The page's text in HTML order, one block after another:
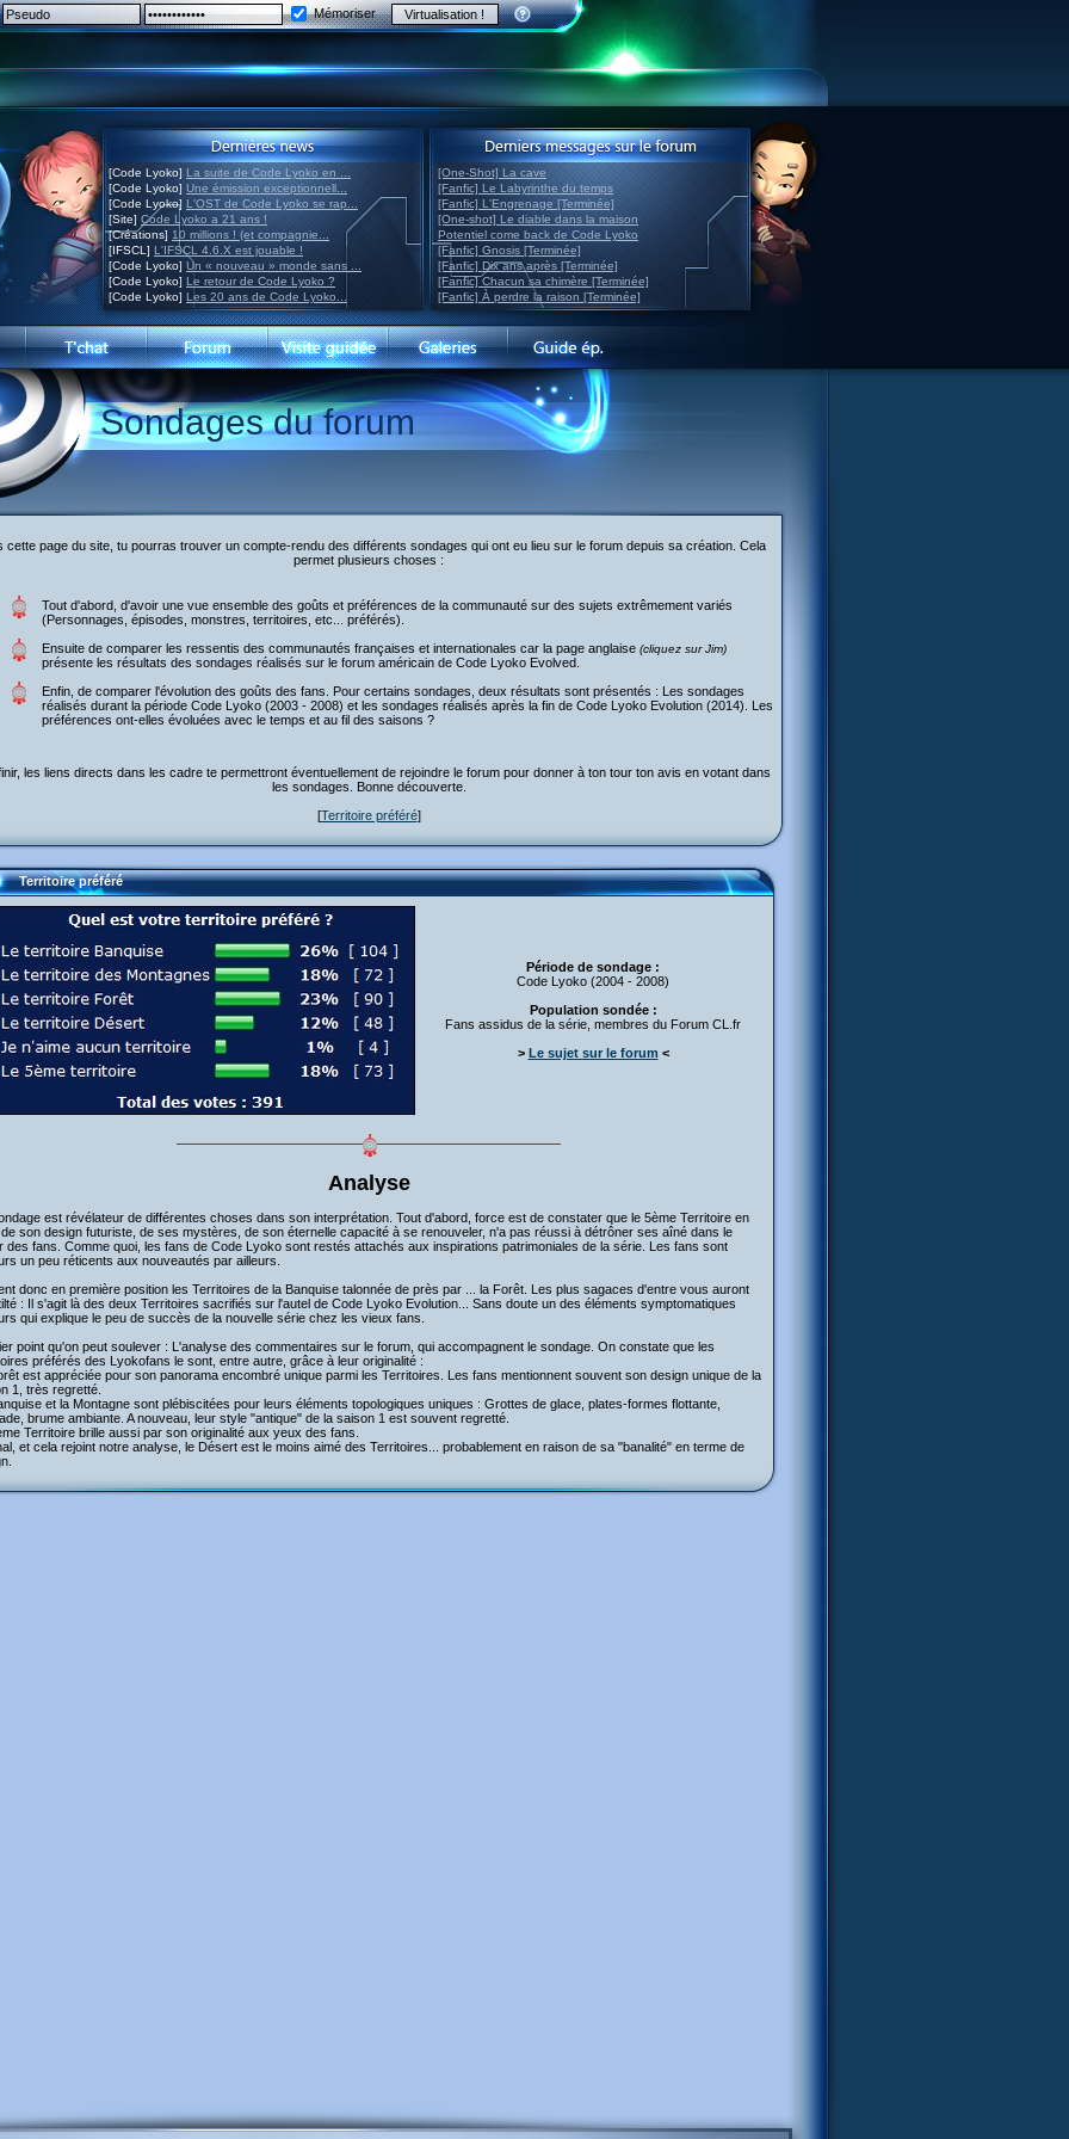
Mémoriser
[Code Lyoko] La suite de Code Lyoko en ...
[Code Lyoko] Une émission exceptionnell...
[Code Lyoko] L'OST de Code Lyoko se rap...
[Site] Code Lyoko a 21 ans !
[Créations] 10 millions ! (et compagnie...
[IFSCL] L'IFSCL 4.6.X est jouable !
[Code Lyoko] Un « nouveau » monde sans ...
[Code Lyoko] Le retour de Code Lyoko ?
[Code Lyoko] Les 20 ans de Code Lyoko...
[One-Shot] La cave
[Fanfic] Le Labyrinthe du temps
[Fanfic] L'Engrenage [Terminée]
[One-shot] Le diable dans la maison
Potentiel come back de Code Lyoko
[Fanfic] Gnosis [Terminée]
[Fanfic] Dix ans après [Terminée]
[Fanfic] Chacun sa chimère [Terminée]
[Fanfic] À perdre la raison [Terminée]
Sondages du forum
cette page du site, tu pourras trouver un compte-rendu des différents sondages qui ont eu lieu sur le forum depuis sa création. Cela
permet plusieurs choses :
Tout d'abord, d'avoir une vue ensemble des goûts et préférences de la communauté sur des sujets extrêmement variés
(Personnages, épisodes, monstres, territoires, etc... préférés).
Ensuite de comparer les ressentis des communautés françaises et internationales car la page anglaise (cliquez sur Jim)
présente les résultats des sondages réalisés sur le forum américain de Code Lyoko Evolved.
Enfin, de comparer l'évolution des goûts des fans. Pour certains sondages, deux résultats sont présentés : Les sondages
réalisés durant la période Code Lyoko (2003 - 2008) et les sondages réalisés après la fin de Code Lyoko Evolution (2014). Les
préférences ont-elles évoluées avec le temps et au fil des saisons ?
les liens directs dans les cadre te permettront éventuellement de rejoindre le forum pour donner à ton tour ton avis en votant dans
les sondages. Bonne découverte.
[Territoire préféré]
Territoire préféré
Période de sondage :
Code Lyoko (2004 - 2008)
Population sondée :
Fans assidus de la série, membres du Forum CL.fr
> Le sujet sur le forum <
Analyse
est révélateur de différentes choses dans son interprétation. Tout d'abord, force est de constater que le 5ème Territoire en
son design futuriste, de ses mystères, de son éternelle capacité à se renouveler, n'a pas réussi à détrôner ses aîné dans le
des fans. Comme quoi, les fans de Code Lyoko sont restés attachés aux inspirations patrimoniales de la série. Les fans sont
un peu réticents aux nouveautés par ailleurs.
donc en première position les Territoires de la Banquise talonnée de près par ... la Forêt. Les plus sagaces d'entre vous auront
: Il s'agit là des deux Territoires sacrifiés sur l'autel de Code Lyoko Evolution... Sans doute un des éléments symptomatiques
qui explique le peu de succès de la nouvelle série chez les vieux fans.
point qu'on peut soulever : L'analyse des commentaires sur le forum, qui accompagnent le sondage. On constate que les
préférés des Lyokofans le sont, entre autre, grâce à leur originalité :
est appréciée pour son panorama encombré unique parmi les Territoires. Les fans mentionnent souvent son design unique de la
1, très regretté.
et la Montagne sont plébiscitées pour leurs éléments topologiques uniques : Grottes de glace, plates-formes flottante,
brume ambiante. A nouveau, leur style "antique" de la saison 1 est souvent regretté.
Territoire brille aussi par son originalité aux yeux des fans.
et cela rejoint notre analyse, le Désert est le moins aimé des Territoires... probablement en raison de sa "banalité" en terme de